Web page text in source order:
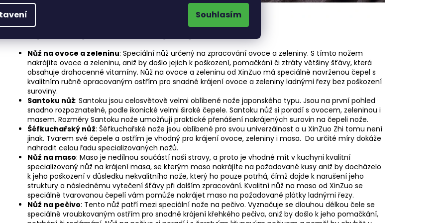
Souhlasím
Nůž na ovoce a zeleninu: Speciální nůž určený na zpracování ovoce a zeleniny. S tímto nožem
nakrájíte ovoce a zeleninu, aniž by došlo jejich k poškození, pomačkání či ztráty většiny šťávy, která
obsahuje drahocenné vitamíny. Nůž na ovoce a zeleninu od XinZuo má speciálně navrženou čepel s
kvalitním ručně opracovaným ostřím pro snadné krájení ovoce a zeleniny ladnými řezy bez poškození
suroviny.
Santoku nůž: Santoku jsou celosvětově velmi oblíbené nože japonského typu. Jsou na první pohled
snadno rozpoznatelné, podle ikonické velmi široké čepele. Santoku nůž si poradí s ovocem, zeleninou i
masem. Rozměry Santoku nože umožňují praktické přenášení nakrájených surovin na čepeli nože.
Šéfkuchařský nůž: Šéfkuchařské nože jsou oblíbené pro svou univerzálnost a u XinZuo Zhi tomu není
jinak. Tvarem své čepele a ostřím je vhodný pro krájení ovoce, zeleniny i masa. Do určité míry dokáže
nahradit celou řadu specializovaných nožů.
Nůž na maso: Maso je nedílnou součástí naší stravy, a proto je vhodné mít v kuchyni kvalitní
specializovaný nůž na krájení masa, se kterým maso nakrájíte na požadované kusy aniž by docházelo
k jeho poškození v důsledku nekvalitního nože, který ho pouze potrhá, čímž dojde k narušení jeho
struktury a následnému vytečení šťávy při dalším zpracování. Kvalitní nůž na maso od XinZuo se
speciálně tvarovanou čepelí vám pomůže nakrájet maso na požadované plátky ladnými řezy.
Nůž na pečivo: Tento nůž patří mezi speciální nože na pečivo. Vyznačuje se dlouhou délkou čele se
speciálně vroubkovaným ostřím pro snadné krájení křehkého pečiva, aniž by došlo k jeho pomačkání,